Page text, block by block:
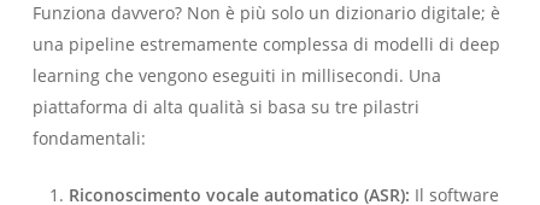
Funziona davvero? Non è più solo un dizionario digitale; è
una pipeline estremamente complessa di modelli di deep
learning che vengono eseguiti in millisecondi. Una
piattaforma di alta qualità si basa su tre pilastri
fondamentali:
Riconoscimento vocale automatico (ASR): Il software